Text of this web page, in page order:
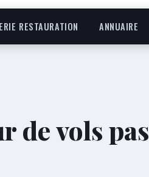
RESTAURATION ANNUAIRE
de vols pas